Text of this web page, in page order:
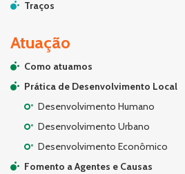
Traços
Atuação
Como atuamos
Prática de Desenvolvimento Local
Desenvolvimento Humano
Desenvolvimento Urbano
Desenvolvimento Econômico
Fomento a Agentes e Causas